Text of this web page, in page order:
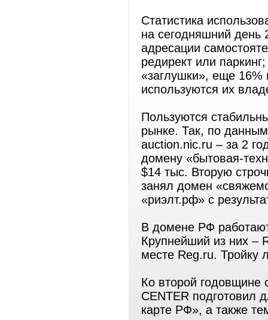
Статистика
на сегодняшний день
адресации
редирект или
«заглушки», еще 16%
используются их
Пользуются
рынке. Так, по
auction.nic.ru – за 2
домену «бытовая-
$14 тыс. Вторую
занял домен
«риэлт.рф» с
В домене РФ
Крупнейший из них –
месте Reg.ru. Тройку
Ко второй годовщине
CENTER подготовил
карте РФ», а также